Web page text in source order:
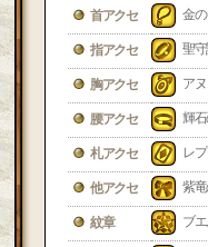
首アクセ 金
指アクセ 聖
胸アクセ ア
腰アクセ 輝
札アクセ レ
他アクセ 紫
紋章 ブ